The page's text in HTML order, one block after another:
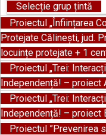
Selecție grup țintă
Proiectul „Înființarea
Protejate Călinești, jud.
locuințe protejate + 1
Proiectul „Trei:
Independență! – proiect
Proiectul „Trei:
Independență! – proiect
Proiectul ”Prevenirea